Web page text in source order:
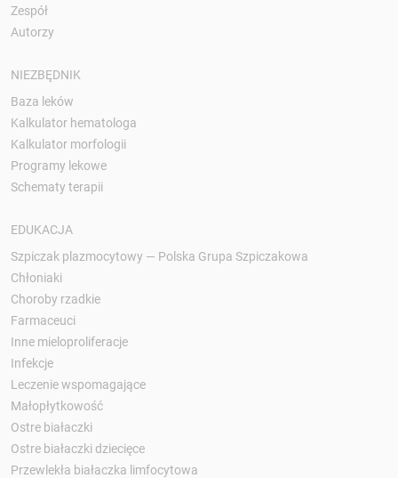
Zespół
Autorzy
NIEZBĘDNIK
Baza leków
Kalkulator hematologa
Kalkulator morfologii
Programy lekowe
Schematy terapii
EDUKACJA
Szpiczak plazmocytowy — Polska Grupa Szpiczakowa
Chłoniaki
Choroby rzadkie
Farmaceuci
Inne mieloproliferacje
Infekcje
Leczenie wspomagające
Małopłytkowość
Ostre białaczki
Ostre białaczki dziecięce
Przewlekła białaczka limfocytowa